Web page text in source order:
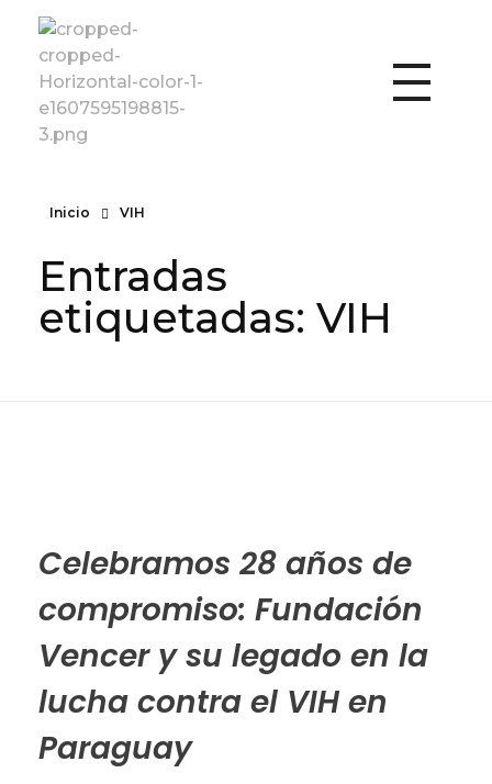
Inicio VIH
Entradas
etiquetadas: VIH
Celebramos 28 años de
compromiso: Fundación
Vencer y su legado en la
lucha contra el VIH en
Paraguay